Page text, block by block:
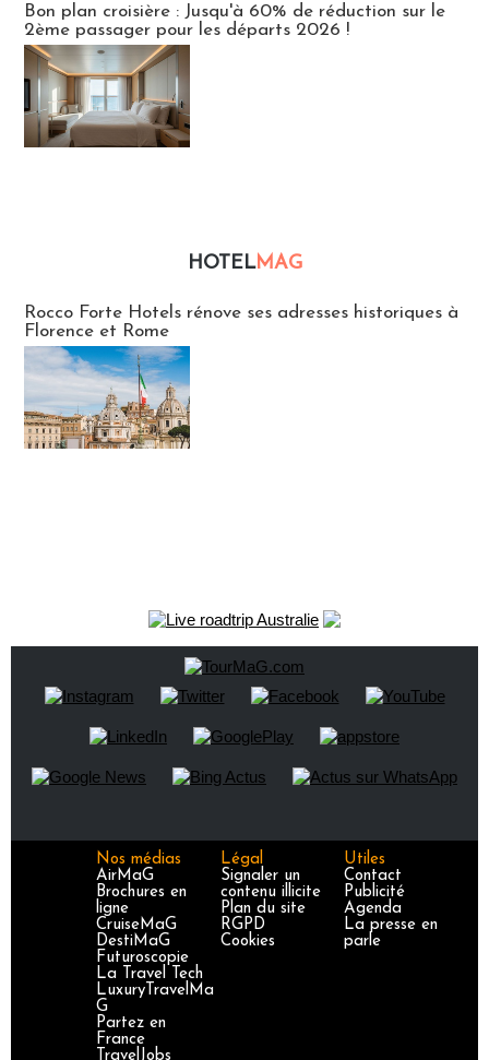
Bon plan croisière : Jusqu'à 60% de réduction sur le
2ème passager pour les départs 2026 !
HOTELMAG
Rocco Forte Hotels rénove ses adresses historiques à
Florence et Rome
Nos médias
AirMaG
Brochures en
ligne
CruiseMaG
DestiMaG
Futuroscopie
La Travel Tech
LuxuryTravelMa
G
Partez en
France
TravelJobs
Légal
Signaler un
contenu illicite
Plan du site
RGPD
Cookies
Utiles
Contact
Publicité
Agenda
La presse en
parle